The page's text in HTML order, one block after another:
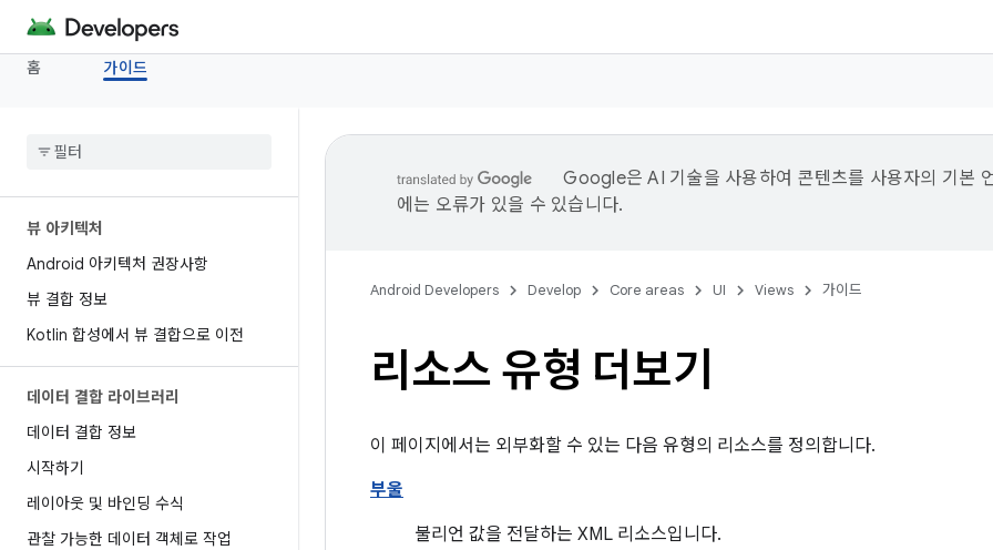
홈 가이드
뷰 아키텍처
Android 아키텍처 권장사항
뷰 결합 정보
Kotlin 합성에서 뷰 결합으로 이전
데이터 결합 라이브러리
데이터 결합 정보
시작하기
레이아웃 및 바인딩 수식
관찰 가능한 데이터 객체로 작업
Google은 AI 기술을 사용하여 콘텐츠를 사용자의 기본
에는 오류가 있을 수 있습니다.
Android Developers Develop Core areas UI Views 가이드
리소스 유형 더보기
이 페이지에서는 외부화할 수 있는 다음 유형의 리소스를 정의합니다.
부울
불리언 값을 전달하는 XML 리소스입니다.